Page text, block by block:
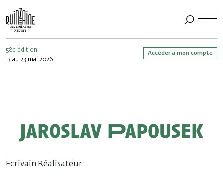
58e édition
13 au 23 mai 2026
Accéder à mon compte
Jaroslav Papousek
Ecrivain Réalisateur